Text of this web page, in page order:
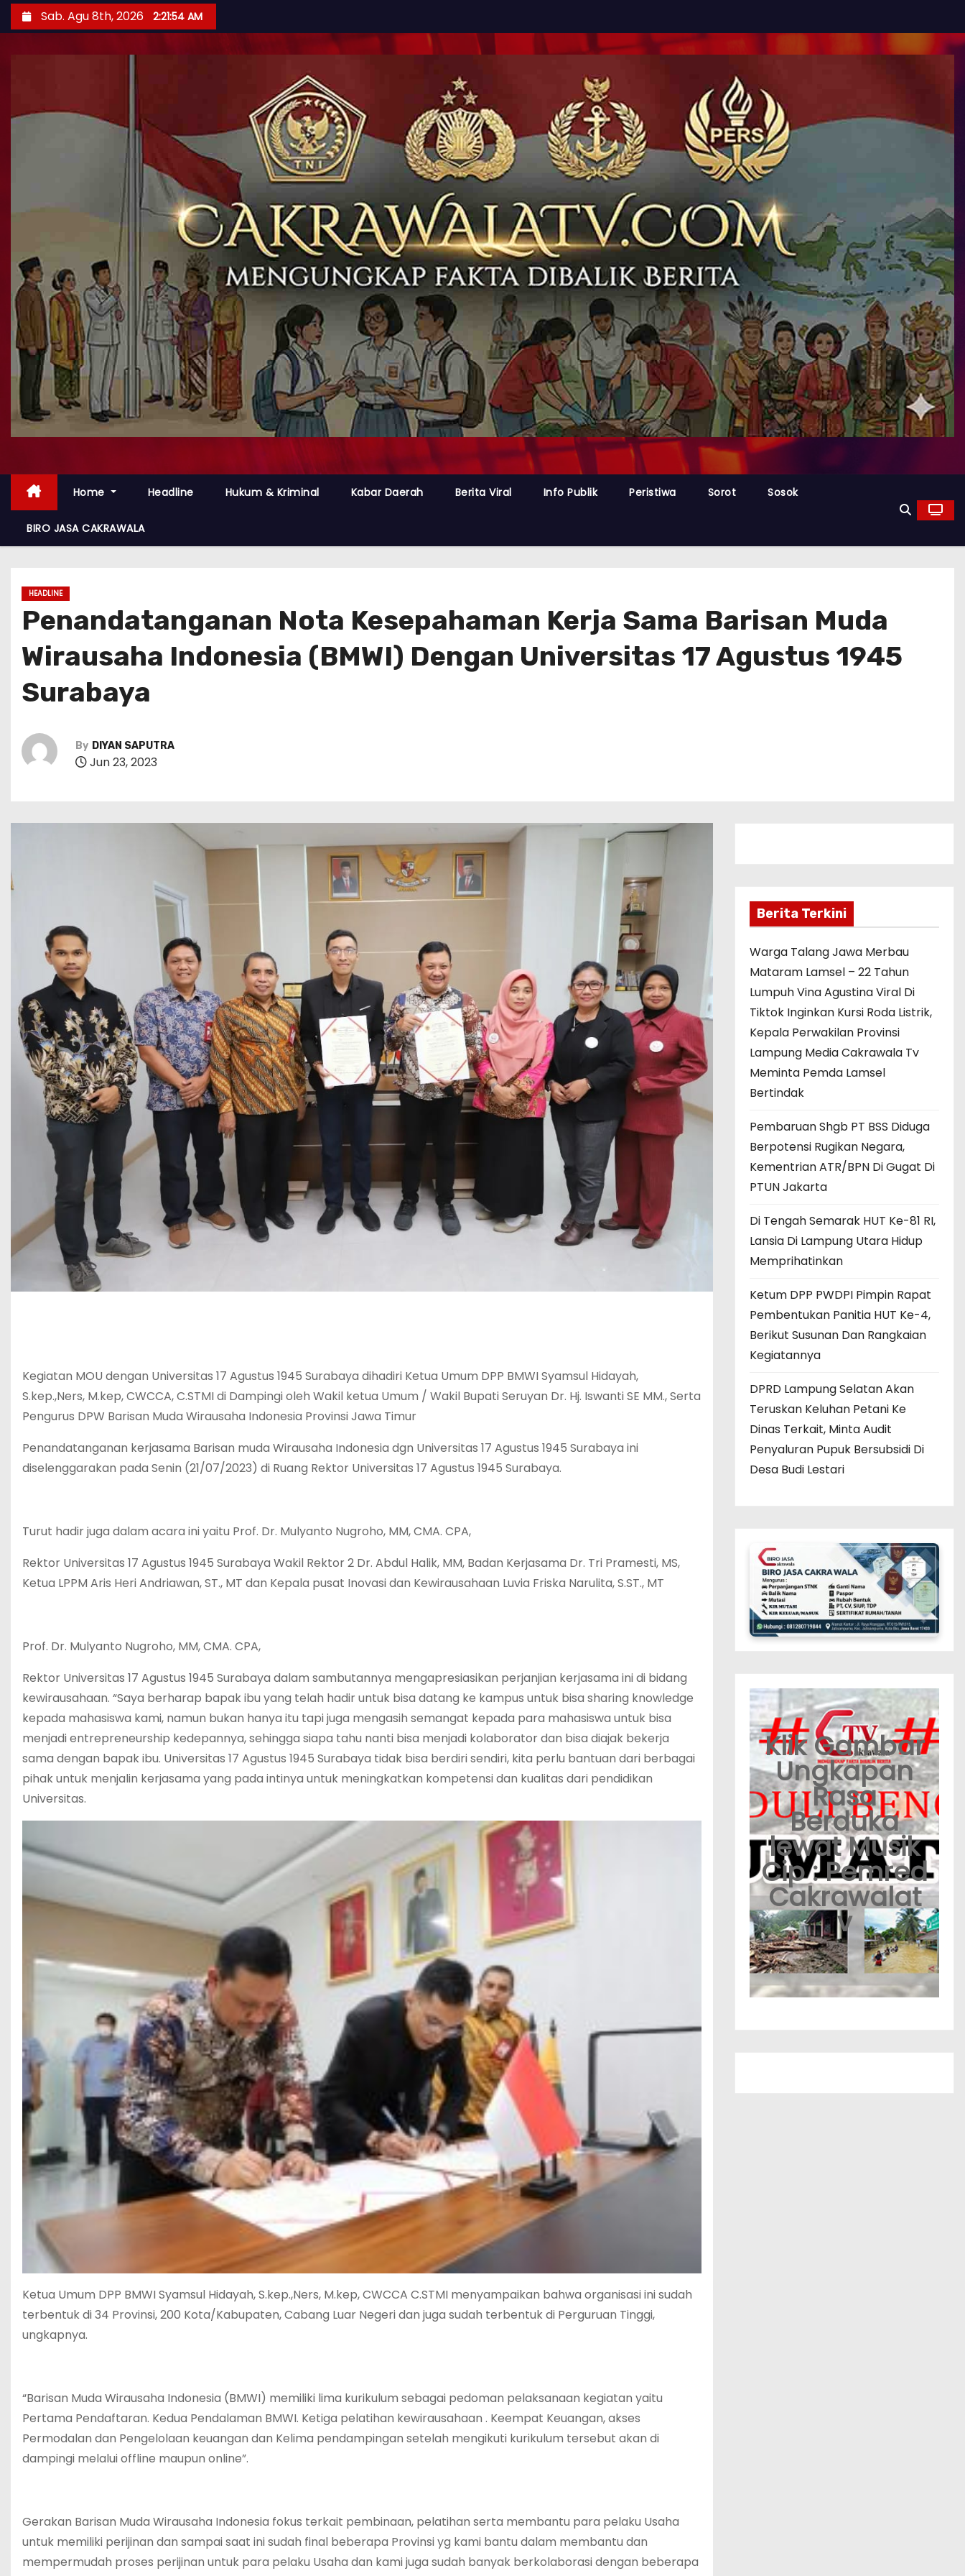
Sab. Agu 8th, 2026 2:21:56 AM
Home Headline Hukum & Kriminal Kabar Daerah Berita Viral Info Publik Peristiwa Sorot Sosok
BIRO JASA CAKRAWALA
HEADLINE
Penandatanganan Nota Kesepahaman Kerja Sama Barisan Muda
Wirausaha Indonesia (BMWI) Dengan Universitas 17 Agustus 1945
Surabaya
By DIYAN SAPUTRA
Jun 23, 2023
Kegiatan MOU dengan Universitas 17 Agustus 1945 Surabaya dihadiri Ketua Umum DPP BMWI Syamsul Hidayah,
S.kep.,Ners, M.kep, CWCCA, C.STMI di Dampingi oleh Wakil ketua Umum / Wakil Bupati Seruyan Dr. Hj. Iswanti SE MM., Serta
Pengurus DPW Barisan Muda Wirausaha Indonesia Provinsi Jawa Timur
Penandatanganan kerjasama Barisan muda Wirausaha Indonesia dgn Universitas 17 Agustus 1945 Surabaya ini
diselenggarakan pada Senin (21/07/2023) di Ruang Rektor Universitas 17 Agustus 1945 Surabaya.
Turut hadir juga dalam acara ini yaitu Prof. Dr. Mulyanto Nugroho, MM, CMA. CPA,
Rektor Universitas 17 Agustus 1945 Surabaya Wakil Rektor 2 Dr. Abdul Halik, MM, Badan Kerjasama Dr. Tri Pramesti, MS,
Ketua LPPM Aris Heri Andriawan, ST., MT dan Kepala pusat Inovasi dan Kewirausahaan Luvia Friska Narulita, S.ST., MT
Prof. Dr. Mulyanto Nugroho, MM, CMA. CPA,
Rektor Universitas 17 Agustus 1945 Surabaya dalam sambutannya mengapresiasikan perjanjian kerjasama ini di bidang
kewirausahaan. “Saya berharap bapak ibu yang telah hadir untuk bisa datang ke kampus untuk bisa sharing knowledge
kepada mahasiswa kami, namun bukan hanya itu tapi juga mengasih semangat kepada para mahasiswa untuk bisa
menjadi entrepreneurship kedepannya, sehingga siapa tahu nanti bisa menjadi kolaborator dan bisa diajak bekerja
sama dengan bapak ibu. Universitas 17 Agustus 1945 Surabaya tidak bisa berdiri sendiri, kita perlu bantuan dari berbagai
pihak untuk menjalin kerjasama yang pada intinya untuk meningkatkan kompetensi dan kualitas dari pendidikan
Universitas.
Ketua Umum DPP BMWI Syamsul Hidayah, S.kep.,Ners, M.kep, CWCCA C.STMI menyampaikan bahwa organisasi ini sudah
terbentuk di 34 Provinsi, 200 Kota/Kabupaten, Cabang Luar Negeri dan juga sudah terbentuk di Perguruan Tinggi,
ungkapnya.
“Barisan Muda Wirausaha Indonesia (BMWI) memiliki lima kurikulum sebagai pedoman pelaksanaan kegiatan yaitu
Pertama Pendaftaran. Kedua Pendalaman BMWI. Ketiga pelatihan kewirausahaan . Keempat Keuangan, akses
Permodalan dan Pengelolaan keuangan dan Kelima pendampingan setelah mengikuti kurikulum tersebut akan di
dampingi melalui offline maupun online”.
Gerakan Barisan Muda Wirausaha Indonesia fokus terkait pembinaan, pelatihan serta membantu para pelaku Usaha
untuk memiliki perijinan dan sampai saat ini sudah final beberapa Provinsi yg kami bantu dalam membantu dan
mempermudah proses perijinan untuk para pelaku Usaha dan kami juga sudah banyak berkolaborasi dengan beberapa
Berita Terkini
Warga Talang Jawa Merbau
Mataram Lamsel – 22 Tahun
Lumpuh Vina Agustina Viral Di
Tiktok Inginkan Kursi Roda Listrik,
Kepala Perwakilan Provinsi
Lampung Media Cakrawala Tv
Meminta Pemda Lamsel
Bertindak
Pembaruan Shgb PT BSS Diduga
Berpotensi Rugikan Negara,
Kementrian ATR/BPN Di Gugat Di
PTUN Jakarta
Di Tengah Semarak HUT Ke-81 RI,
Lansia Di Lampung Utara Hidup
Memprihatinkan
Ketum DPP PWDPI Pimpin Rapat
Pembentukan Panitia HUT Ke-4,
Berikut Susunan Dan Rangkaian
Kegiatannya
DPRD Lampung Selatan Akan
Teruskan Keluhan Petani Ke
Dinas Terkait, Minta Audit
Penyaluran Pupuk Bersubsidi Di
Desa Budi Lestari
Klik Gambar
Ungkapan
Rasa
Berduka
lewat Musik
Cip : Pemred
Cakrawalat
v